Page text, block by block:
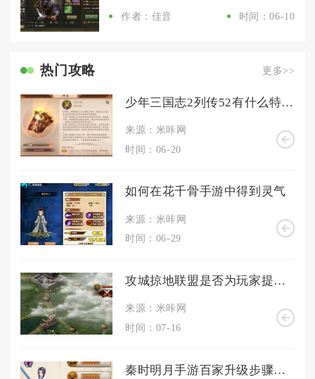
作者：佳音 时间：06-10
热门攻略 更多>>
少年三国志2列传52有什么特殊奖励可以获得
来源：米咔网
时间：06-20
如何在花千骨手游中得到灵气
来源：米咔网
时间：06-29
攻城掠地联盟是否为玩家提供了更多的发展机会
来源：米咔网
时间：07-16
秦时明月手游百家升级步骤详解